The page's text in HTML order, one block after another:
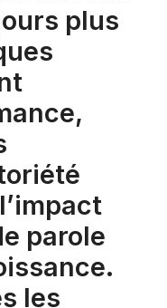
plus
parole
les